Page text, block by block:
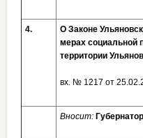
4.
О Законе
мерах социальной
территории
вх. № 1217 от
Вносит: